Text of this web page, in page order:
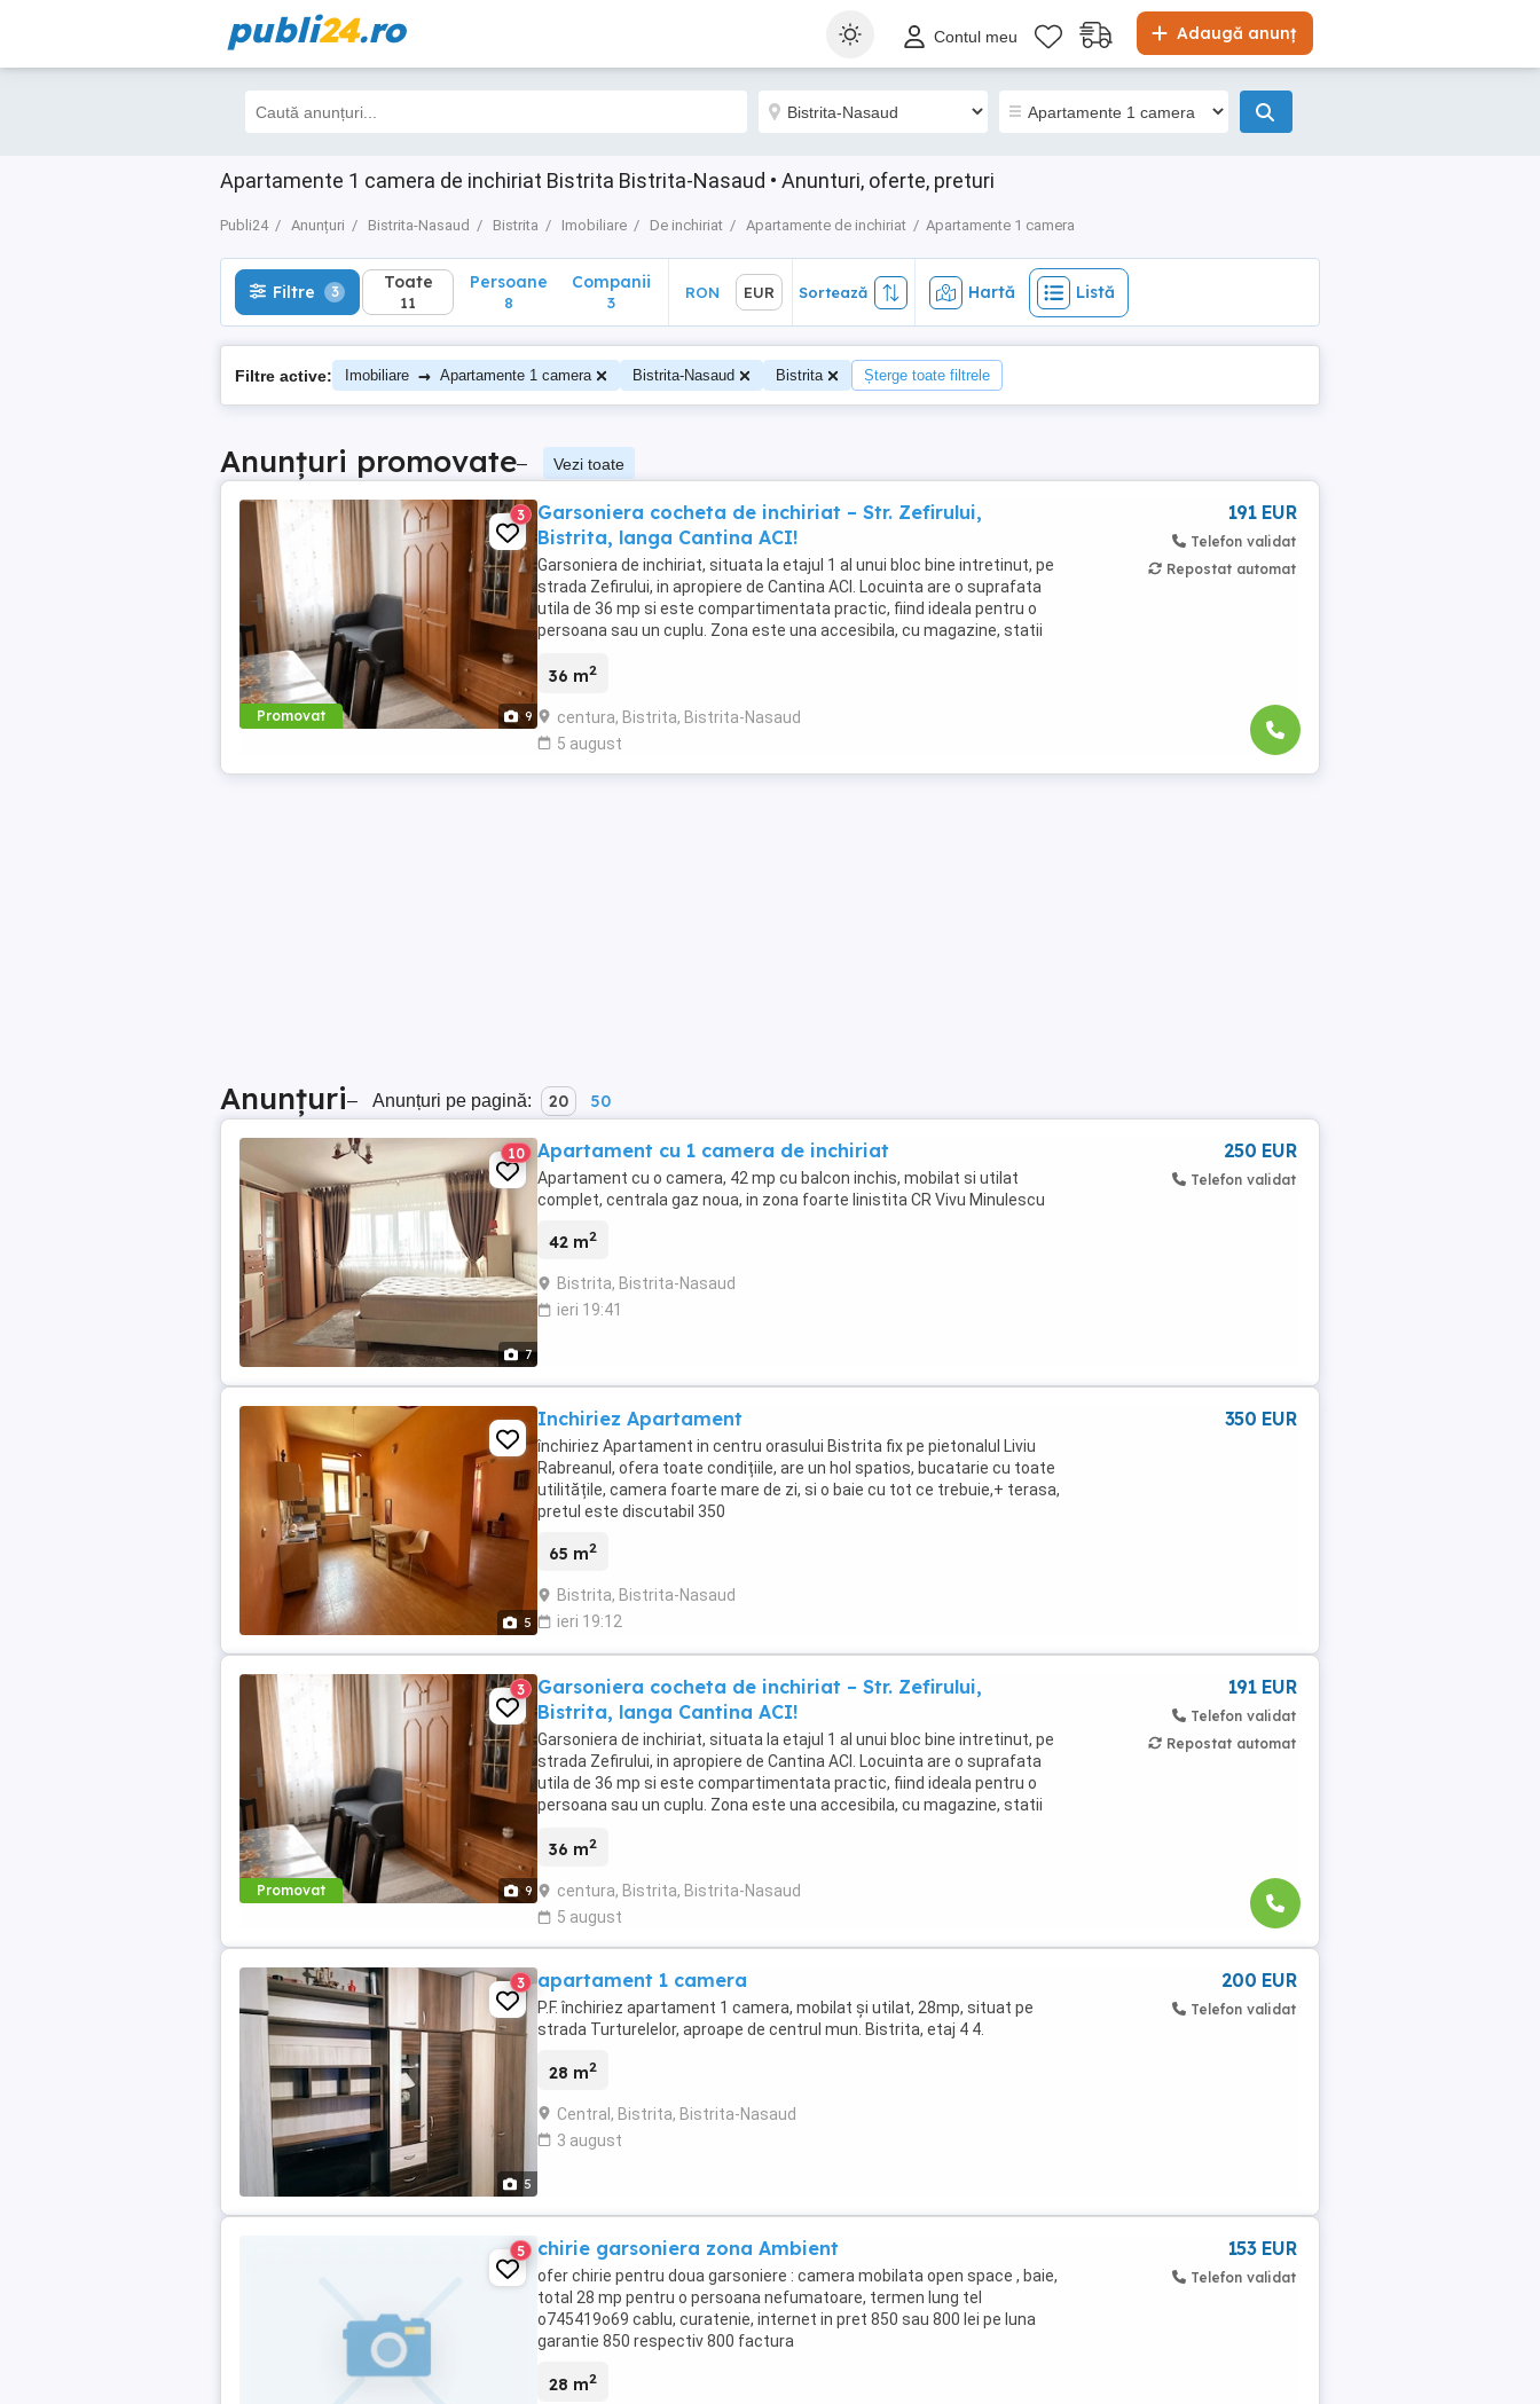
publi24.ro Adaugă anunț
Contul meu
Apartamente 1 camera de inchiriat Bistrita Bistrita-Nasaud • Anunturi, oferte, preturi
Publi24 Anunțuri Bistrita-Nasaud Bistrita Imobiliare De inchiriat Apartamente de inchiriat Apartamente 1 camera
Filtre 3 Toate
11
Sortează Hartă Listă
Filtre 3 Toate
11
Persoane
8
Companii
3
RON EUR Sortează Hartă Listă
Filtre active: Imobiliare → Apartamente 1 camera Bistrita-Nasaud Bistrita Șterge toate filtrele
Anunțuri promovate– Vezi toate
Promovat 9
3
Garsoniera cocheta de inchiriat – Str. Zefirului,
Bistrita, langa Cantina ACI!
Garsoniera de inchiriat, situata la etajul 1 al unui bloc bine intretinut, pe
strada Zefirului, in apropiere de Cantina ACI. Locuinta are o suprafata
utila de 36 mp si este compartimentata practic, fiind ideala pentru o
persoana sau un cuplu. Zona este una accesibila, cu magazine, statii
36 m2
centura, Bistrita, Bistrita-Nasaud
5 august
191 EUR
Telefon validat
Repostat automat
Anunțuri– Anunțuri pe pagină: 20 50
7
10 Apartament cu 1 camera de inchiriat
Apartament cu o camera, 42 mp cu balcon inchis, mobilat si utilat
complet, centrala gaz noua, in zona foarte linistita CR Vivu Minulescu
42 m2
Bistrita, Bistrita-Nasaud
ieri 19:41
250 EUR
Telefon validat
5
Inchiriez Apartament
închiriez Apartament in centru orasului Bistrita fix pe pietonalul Liviu
Rabreanul, ofera toate condițiile, are un hol spatios, bucatarie cu toate
utilitățile, camera foarte mare de zi, si o baie cu tot ce trebuie,+ terasa,
pretul este discutabil 350
65 m2
Bistrita, Bistrita-Nasaud
ieri 19:12
350 EUR
Promovat 9
3
Garsoniera cocheta de inchiriat – Str. Zefirului,
Bistrita, langa Cantina ACI!
Garsoniera de inchiriat, situata la etajul 1 al unui bloc bine intretinut, pe
strada Zefirului, in apropiere de Cantina ACI. Locuinta are o suprafata
utila de 36 mp si este compartimentata practic, fiind ideala pentru o
persoana sau un cuplu. Zona este una accesibila, cu magazine, statii
36 m2
centura, Bistrita, Bistrita-Nasaud
5 august
191 EUR
Telefon validat
Repostat automat
5
3 apartament 1 camera
P.F. închiriez apartament 1 camera, mobilat și utilat, 28mp, situat pe
strada Turturelelor, aproape de centrul mun. Bistrita, etaj 4 4.
28 m2
Central, Bistrita, Bistrita-Nasaud
3 august
200 EUR
Telefon validat
5 chirie garsoniera zona Ambient
ofer chirie pentru doua garsoniere : camera mobilata open space , baie,
total 28 mp pentru o persoana nefumatoare, termen lung tel
o745419o69 cablu, curatenie, internet in pret 850 sau 800 lei pe luna
garantie 850 respectiv 800 factura
28 m2
153 EUR
Telefon validat